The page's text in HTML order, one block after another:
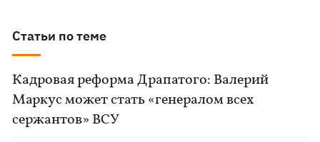
Статьи по теме
Кадровая реформа Драпатого: Валерий
Маркус может стать «генералом всех
сержантов» ВСУ